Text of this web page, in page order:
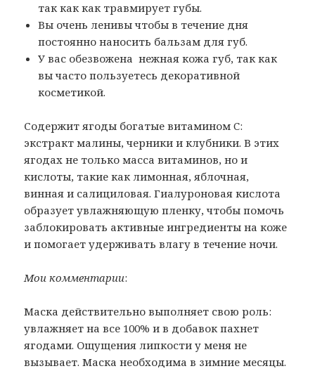
так как как травмирует губы.
Вы очень ленивы чтобы в течение дня
постоянно наносить бальзам для губ.
У вас обезвожена нежная кожа губ, так как
вы часто пользуетесь декоративной
косметикой.
Содержит ягоды богатые витамином C:
экстракт малины, черники и клубники. В этих
ягодах не только масса витаминов, но и
кислоты, такие как лимонная, яблочная,
винная и салициловая. Гиалуроновая кислота
образует увлажняющую пленку, чтобы помочь
заблокировать активные ингредиенты на коже
и помогает удерживать влагу в течение ночи.
Мои комментарии:
Маска действительно выполняет свою роль:
увлажняет на все 100% и в добавок пахнет
ягодами. Ощущения липкости у меня не
вызывает. Маска необходима в зимние месяцы.